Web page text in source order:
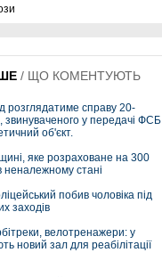
/ ЩО КОМЕНТУЮТЬ
розглядатиме справу 20-
звинуваченого у передачі ФСБ
об'єкт.
яке розраховане на 300
неналежному стані
побив чоловіка під
заходів
велотренажери: у
новий зал для реабілітації